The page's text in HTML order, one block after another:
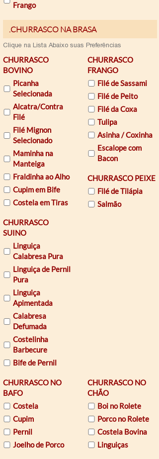
Frango
Email
Clique na Lista Abaixo suas Preferências
CHURRASCO
BOVINO
Picanha
Selecionada
Alcatra/Contra
Filé
Filé Mignon
Selecionado
Maminha na
Manteiga
Fraldinha ao Alho
Cupim em Bife
Costela em Tiras
CHURRASCO
SUINO
Linguiça
Calabresa Pura
Linguiça de Pernil
Pura
Linguiça
Apimentada
Calabresa
Defumada
Costelinha
Barbecure
Bife de Pernil
CHURRASCO
FRANGO
Filé de Sassami
Filé de Peito
Filé da Coxa
Tulipa
Asinha / Coxinha
Escalope com
Bacon
CHURRASCO PEIXE
Filé de Tilápia
Salmão
CHURRASCO NO
BAFO
Costela
Cupim
Pernil
Joelho de Porco
CHURRASCO NO
CHÃO
Boi no Rolete
Porco no Rolete
Costela Bovina
Linguiças